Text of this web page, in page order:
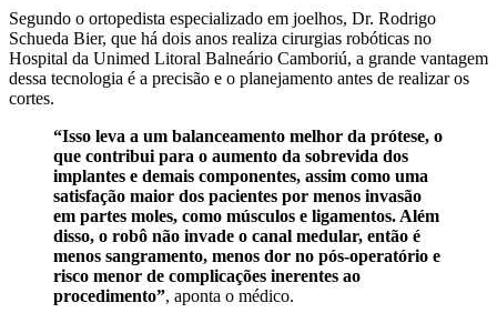
Segundo o ortopedista especializado em joelhos, Dr. Rodrigo
Schueda Bier, que há dois anos realiza cirurgias robóticas no
Hospital da Unimed Litoral Balneário Camboriú, a grande vantagem
dessa tecnologia é a precisão e o planejamento antes de realizar os
cortes.
“Isso leva a um balanceamento melhor da prótese, o
que contribui para o aumento da sobrevida dos
implantes e demais componentes, assim como uma
satisfação maior dos pacientes por menos invasão
em partes moles, como músculos e ligamentos. Além
disso, o robô não invade o canal medular, então é
menos sangramento, menos dor no pós-operatório e
risco menor de complicações inerentes ao
procedimento”, aponta o médico.